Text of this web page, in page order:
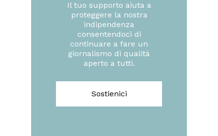
Il tuo supporto aiuta a
proteggere la nostra
indipendenza
consentendoci di
continuare a fare un
giornalismo di qualità
aperto a tutti.
Sostienici